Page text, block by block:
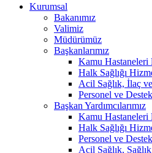
Kurumsal
Bakanımız
Valimiz
Müdürümüz
Başkanlarımız
Kamu Hastaneleri
Halk Sağlığı
Acil Sağlık, İlaç
Personel ve
Başkan Yardımcılarımız
Kamu Hastaneleri
Halk Sağlığı
Personel ve
Acil Sağlık,